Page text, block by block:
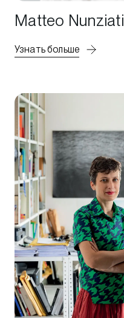
Matteo Nunziati
Узнать больше